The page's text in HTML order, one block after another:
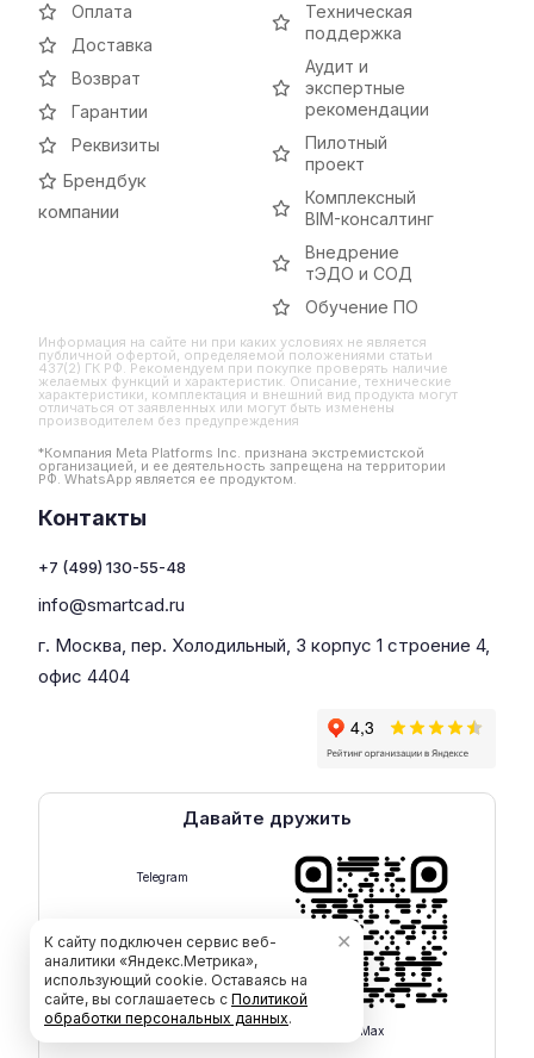
Оплата
Доставка
Возврат
Гарантии
Реквизиты
Брендбук
компании
Техническая
поддержка
Аудит и
экспертные
рекомендации
Пилотный
проект
Комплексный
BIM-консалтинг
Внедрение
тЭДО и СОД
Обучение ПО
Информация на сайте ни при каких условиях не является
публичной офертой, определяемой положениями статьи
437(2) ГК РФ. Рекомендуем при покупке проверять наличие
желаемых функций и характеристик. Описание, технические
характеристики, комплектация и внешний вид продукта могут
отличаться от заявленных или могут быть изменены
производителем без предупреждения
*Компания Meta Platforms Inc. признана экстремистской
организацией, и ее деятельность запрещена на территории
РФ. WhatsApp является ее продуктом.
Контакты
+7 (499) 130-55-48
info@smartcad.ru
г. Москва, пер. Холодильный, 3 корпус 1 строение 4,
офис 4404
Давайте дружить
Telegram
Max
К сайту подключен сервис веб-
аналитики «Яндекс.Метрика»,
использующий cookie. Оставаясь на
сайте, вы соглашаетесь с Политикой
обработки персональных данных.
✕